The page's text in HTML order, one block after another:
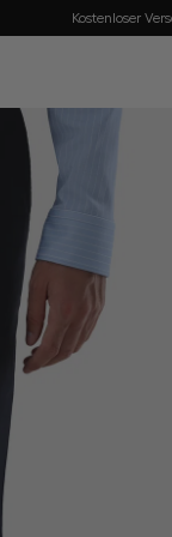
Kostenloser